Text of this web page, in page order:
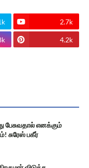
2.7k
4.2k
பேசுவதால் எனக்கும்
சுரேஸ் பகீர்